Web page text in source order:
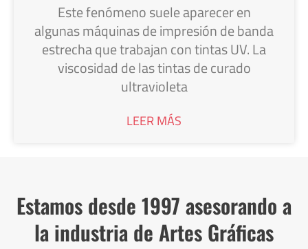
Este fenómeno suele aparecer en
algunas máquinas de impresión de banda
estrecha que trabajan con tintas UV. La
viscosidad de las tintas de curado
ultravioleta
LEER MÁS
Estamos desde 1997 asesorando a
la industria de Artes Gráficas